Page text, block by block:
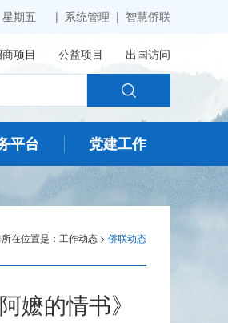
星期五 | 系统管理 | 智慧侨联
项目 公益项目 出国访问
平台 党建工作
在位置是： 工作动态 > 侨联动态
嬷的情书》